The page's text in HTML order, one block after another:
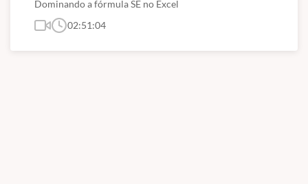
Dominando a fórmula SE no Excel
02:51:04